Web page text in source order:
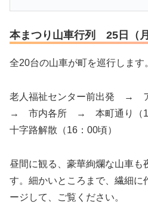
本まつり山車行列 25日（月
全20台の山車が町を巡行します
老人福祉センター前出発 →
→ 市内各所 → 本町通り（
十字路解散（16：00頃）
昼間に観る、豪華絢爛な山車も
す。細かいところまで、繊細に
ージして、ご覧ください。